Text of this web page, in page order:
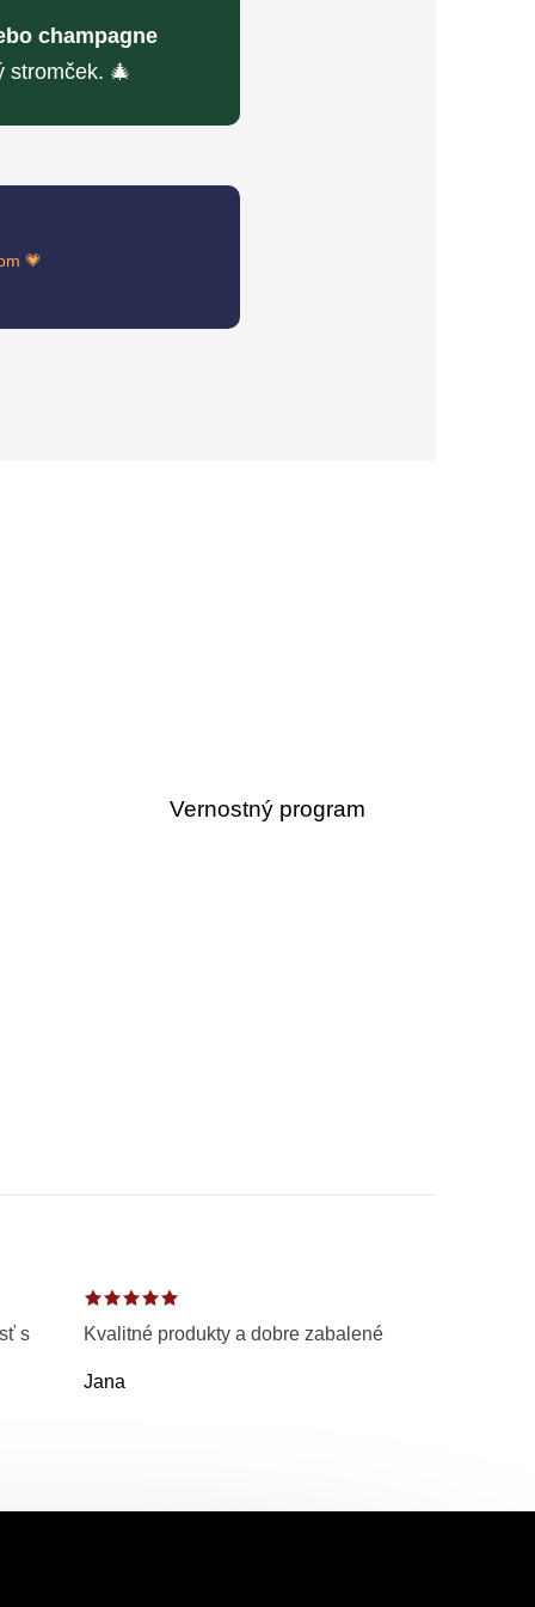
champagne
stromček. 🎄
💗
Vernostný program
s
Kvalitné produkty a dobre zabalené
Jana